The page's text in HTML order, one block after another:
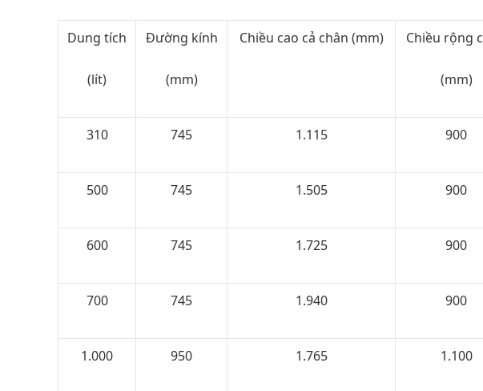
Dung tích
(lít)
Đường kính
(mm)
Chiều cao cả chân (mm) Chiều rộng
(mm)
310 745 1.115 900
500 745 1.505 900
600 745 1.725 900
700 745 1.940 900
1.000 950 1.765 1.100